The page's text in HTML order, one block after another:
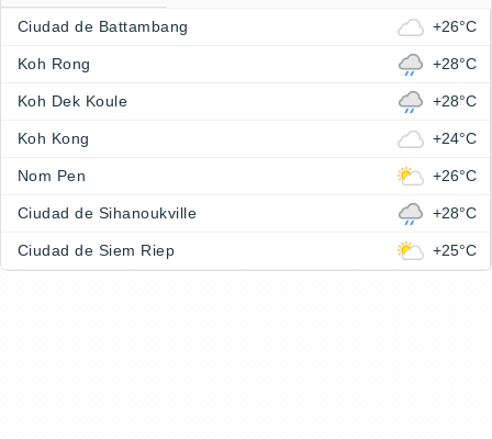
Ciudad de Battambang +26°C
Koh Rong +28°C
Koh Dek Koule +28°C
Koh Kong +24°C
Nom Pen +26°C
Ciudad de Sihanoukville +28°C
Ciudad de Siem Riep +25°C